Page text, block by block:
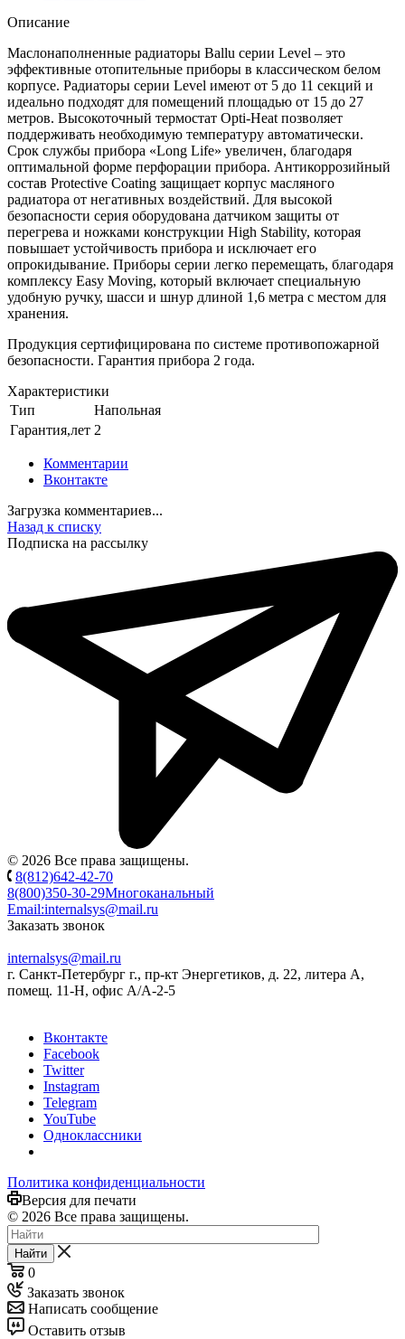
Описание
Маслонаполненные радиаторы Ballu серии Level – это
эффективные отопительные приборы в классическом белом
корпусе. Радиаторы серии Level имеют от 5 до 11 секций и
идеально подходят для помещений площадью от 15 до 27
метров. Высокоточный термостат Opti-Heat позволяет
поддерживать необходимую температуру автоматически.
Срок службы прибора «Long Life» увеличен, благодаря
оптимальной форме перфорации прибора. Антикоррозийный
состав Protective Coating защищает корпус масляного
радиатора от негативных воздействий. Для высокой
безопасности серия оборудована датчиком защиты от
перегрева и ножками конструкции High Stability, которая
повышает устойчивость прибора и исключает его
опрокидывание. Приборы серии легко перемещать, благодаря
комплексу Easy Moving, который включает специальную
удобную ручку, шасси и шнур длиной 1,6 метра с местом для
хранения.
Продукция сертифицирована по системе противопожарной
безопасности. Гарантия прибора 2 года.
Характеристики
Тип
Напольная
Гарантия,лет 2
Комментарии
Вконтакте
Загрузка комментариев...
Назад к списку
Подписка на рассылку
© 2026 Все права защищены.
8(812)642-42-70
8(800)350-30-29Многоканальный
Email:internalsys@mail.ru
Заказать звонок
internalsys@mail.ru
г. Санкт-Петербург г., пр-кт Энергетиков, д. 22, литера А,
помещ. 11-Н, офис А/А-2-5
Вконтакте
Facebook
Twitter
Instagram
Telegram
YouTube
Одноклассники
Политика конфиденциальности
Версия для печати
© 2026 Все права защищены.
Найти
0
Заказать звонок
Написать сообщение
Оставить отзыв